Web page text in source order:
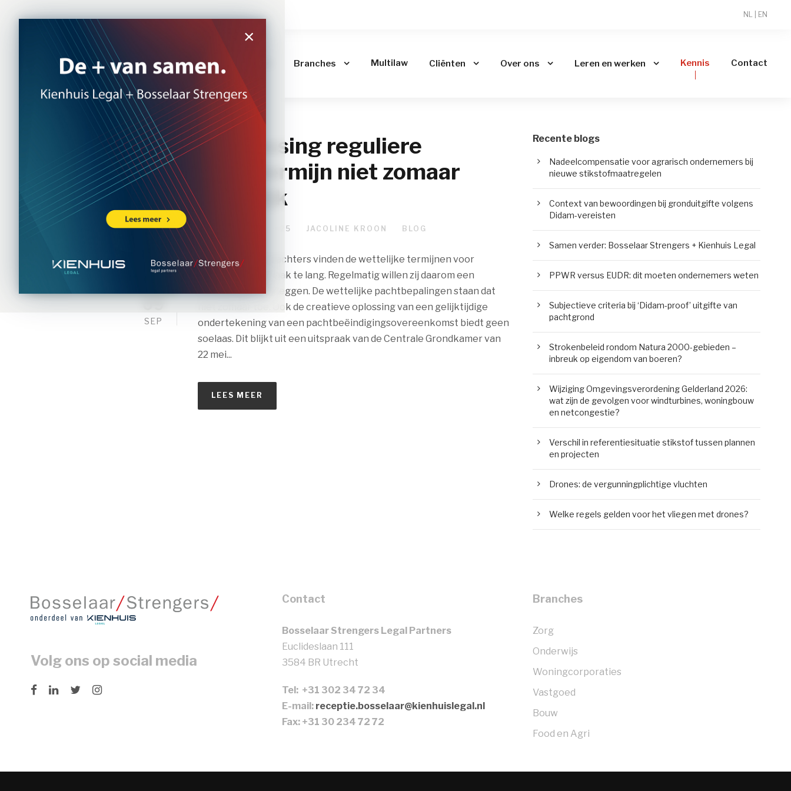
×
NL EN
Branches Multilaw Cliënten Over ons Leren en werken Kennis Contact
09
SEP
Aanpassing reguliere
pachttermijn niet zomaar
mogelijk
9 SEPTEMBER 2025 JACOLINE KROON BLOG
Verpachters en pachters vinden de wettelijke termijnen voor
reguliere pacht vaak te lang. Regelmatig willen zij daarom een
kortere duur vastleggen. De wettelijke pachtbepalingen staan dat
niet zomaar toe. Ook de creatieve oplossing van een gelijktijdige
ondertekening van een pachtbeëindigingsovereenkomst biedt geen
soelaas. Dit blijkt uit een uitspraak van de Centrale Grondkamer van
22 mei...
LEES MEER
Recente blogs
Nadeelcompensatie voor agrarisch ondernemers bij
nieuwe stikstofmaatregelen
Context van bewoordingen bij gronduitgifte volgens
Didam-vereisten
Samen verder: Bosselaar Strengers + Kienhuis Legal
PPWR versus EUDR: dit moeten ondernemers weten
Subjectieve criteria bij ‘Didam-proof’ uitgifte van
pachtgrond
Strokenbeleid rondom Natura 2000-gebieden –
inbreuk op eigendom van boeren?
Wijziging Omgevingsverordening Gelderland 2026:
wat zijn de gevolgen voor windturbines, woningbouw
en netcongestie?
Verschil in referentiesituatie stikstof tussen plannen
en projecten
Drones: de vergunningplichtige vluchten
Welke regels gelden voor het vliegen met drones?
Volg ons op social media
Contact
Bosselaar Strengers Legal Partners
Euclideslaan 111
3584 BR Utrecht
Tel: +31 302 34 72 34
E-mail: receptie.bosselaar@kienhuislegal.nl
Fax: +31 30 234 72 72
Branches
Zorg
Onderwijs
Woningcorporaties
Vastgoed
Bouw
Food en Agri